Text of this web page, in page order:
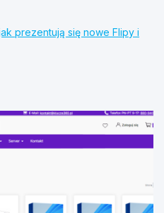
prezentują się nowe Flipy i